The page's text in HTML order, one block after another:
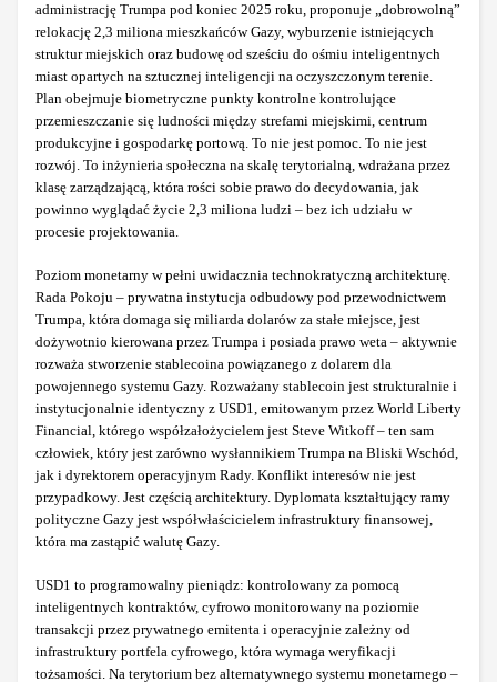
administrację Trumpa pod koniec 2025 roku, proponuje „dobrowolną”
relokację 2,3 miliona mieszkańców Gazy, wyburzenie istniejących
struktur miejskich oraz budowę od sześciu do ośmiu inteligentnych
miast opartych na sztucznej inteligencji na oczyszczonym terenie.
Plan obejmuje biometryczne punkty kontrolne kontrolujące
przemieszczanie się ludności między strefami miejskimi, centrum
produkcyjne i gospodarkę portową. To nie jest pomoc. To nie jest
rozwój. To inżynieria społeczna na skalę terytorialną, wdrażana przez
klasę zarządzającą, która rości sobie prawo do decydowania, jak
powinno wyglądać życie 2,3 miliona ludzi – bez ich udziału w
procesie projektowania.
Poziom monetarny w pełni uwidacznia technokratyczną architekturę.
Rada Pokoju – prywatna instytucja odbudowy pod przewodnictwem
Trumpa, która domaga się miliarda dolarów za stałe miejsce, jest
dożywotnio kierowana przez Trumpa i posiada prawo weta – aktywnie
rozważa stworzenie stablecoina powiązanego z dolarem dla
powojennego systemu Gazy. Rozważany stablecoin jest strukturalnie i
instytucjonalnie identyczny z USD1, emitowanym przez World Liberty
Financial, którego współzałożycielem jest Steve Witkoff – ten sam
człowiek, który jest zarówno wysłannikiem Trumpa na Bliski Wschód,
jak i dyrektorem operacyjnym Rady. Konflikt interesów nie jest
przypadkowy. Jest częścią architektury. Dyplomata kształtujący ramy
polityczne Gazy jest współwłaścicielem infrastruktury finansowej,
która ma zastąpić walutę Gazy.
USD1 to programowalny pieniądz: kontrolowany za pomocą
inteligentnych kontraktów, cyfrowo monitorowany na poziomie
transakcji przez prywatnego emitenta i operacyjnie zależny od
infrastruktury portfela cyfrowego, która wymaga weryfikacji
tożsamości. Na terytorium bez alternatywnego systemu monetarnego –